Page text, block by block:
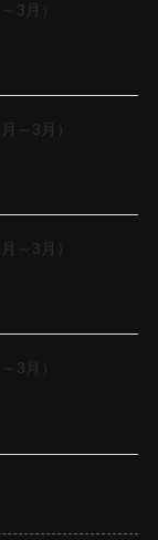
3月）
～3月）
～3月）
3月）